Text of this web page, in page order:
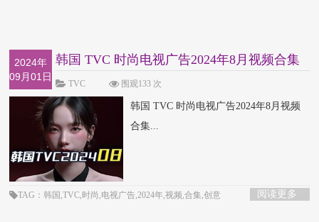
2024年
09月01日
韩国 TVC 时尚电视广告2024年8月视频合集
TVC 围观133 次
韩国 TVC 时尚电视广告2024年8月视频
合集...
阅读更多
TAG：韩国,TVC,时尚,电视广告,2024年,视频,合集,创意